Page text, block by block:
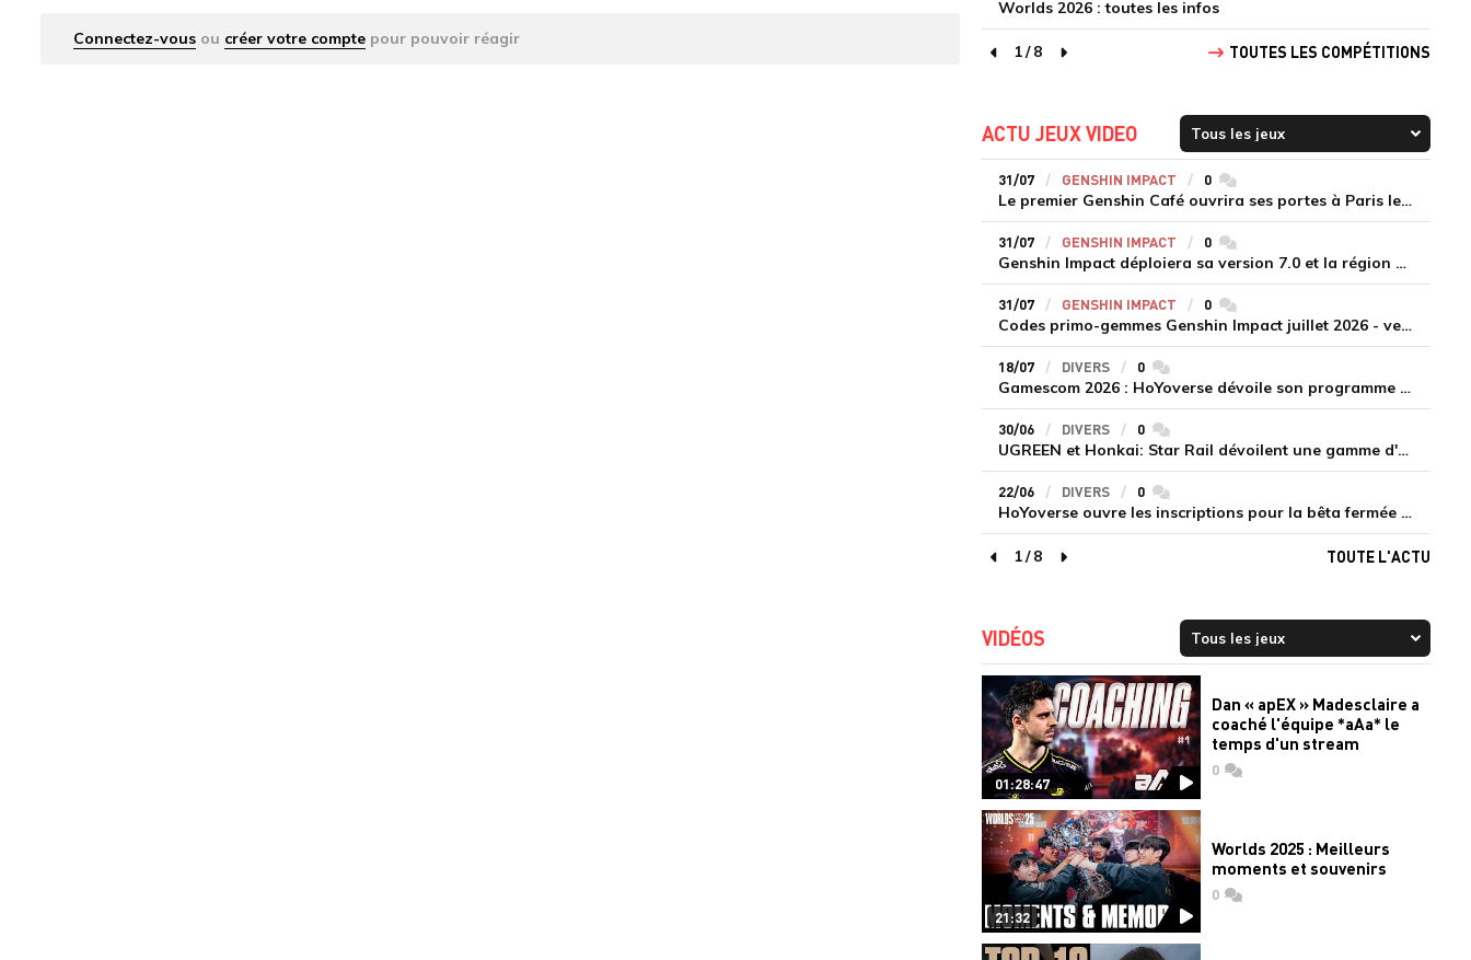
Connectez-vous ou créer votre compte pour pouvoir réagir
Worlds 2026 : toutes les infos
page précédente
1/8
page suivante
TOUTES LES COMPÉTITIONS
ACTU JEUX VIDEO
31/07 GENSHIN IMPACT 0commentaires
Le premier Genshin Café ouvrira ses portes à Paris le 14 août
31/07 GENSHIN IMPACT 0commentaires
Genshin Impact déploiera sa version 7.0 et la région de Snezhnaya le 12 août
31/07 GENSHIN IMPACT 0commentaires
Codes primo-gemmes Genshin Impact juillet 2026 - version 7.0
18/07 DIVERS 0commentaires
Gamescom 2026 : HoYoverse dévoile son programme et présente deux nouveaux jeux inédits
30/06 DIVERS 0commentaires
UGREEN et Honkai: Star Rail dévoilent une gamme d'accessoires de recharge en édition limitée
22/06 DIVERS 0commentaires
HoYoverse ouvre les inscriptions pour la bêta fermée de Honkai : Nexus Anima
page précédente
1/8
page suivante
TOUTE L'ACTU
VIDÉOS
01:28:47
Dan « apEX » Madesclaire a
coaché l'équipe *aAa* le
temps d'un stream
0commentaires
21:32
Worlds 2025 : Meilleurs
moments et souvenirs
0commentaires